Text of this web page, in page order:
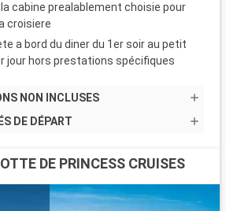
cabine prealablement choisie pour
croisiere
a bord du diner du 1er soir au petit
jour hors prestations spécifiques
NON INCLUSES
DE DÉPART
DE PRINCESS CRUISES